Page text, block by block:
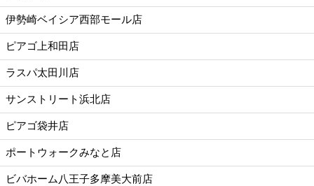
伊勢崎ベイシア西部モール店
ピアゴ上和田店
ラスパ太田川店
サンストリート浜北店
ピアゴ袋井店
ポートウォークみなと店
ビバホーム八王子多摩美大前店